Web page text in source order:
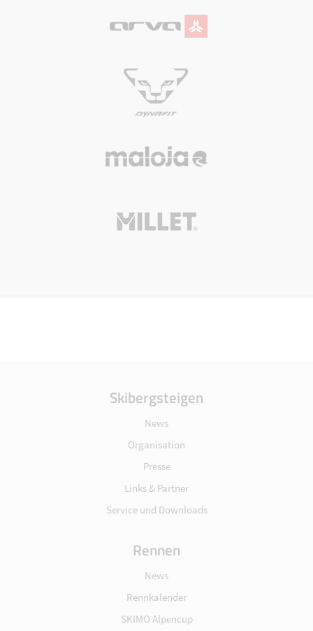
Skibergsteigen
News
Organisation
Presse
Links & Partner
Service und Downloads
Rennen
News
Rennkalender
SKIMO Alpencup